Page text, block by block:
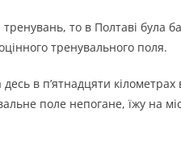
то в Полтаві була
тренувального поля.
десь в п’ятнадцяти
поле непогане, їжу на